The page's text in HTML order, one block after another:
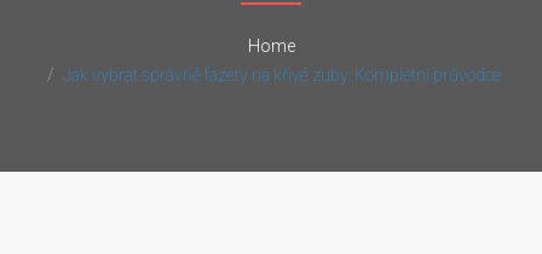
Home
Jak vybrat správné fazety na křivé zuby: Kompletní průvodce